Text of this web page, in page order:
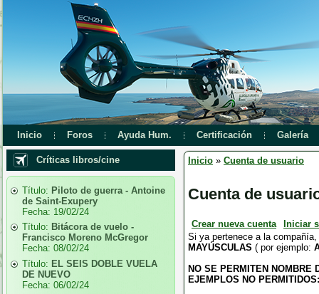
Inicio Foros Ayuda Hum. Certificación Galería
Críticas libros/cine
Título: Piloto de guerra - Antoine
de Saint-Exupery
Fecha: 19/02/24
Título: Bitácora de vuelo -
Francisco Moreno McGregor
Fecha: 08/02/24
Título: EL SEIS DOBLE VUELA
DE NUEVO
Fecha: 06/02/24
Inicio » Cuenta de usuario
Cuenta de
Crear nueva cuenta
Iniciar
Si ya pertenece a la
MAYÚSCULAS ( por ejemplo:
NO SE PERMITEN NOMBRE
EJEMPLOS NO